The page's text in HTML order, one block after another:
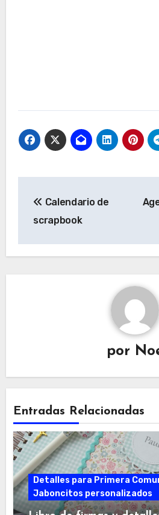
de
Calendario de
scrapbook
por
Entradas Relacionadas
Detalles para Primera
Jaboncitos personalizados